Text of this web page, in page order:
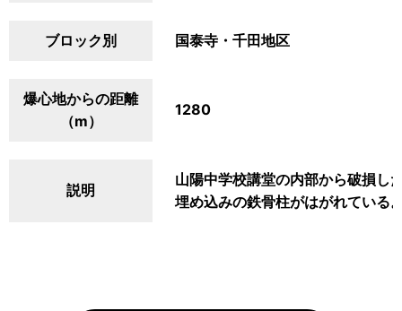
ブロック別 国泰寺・千田地区
爆心地からの距離
（m）
1280
説明
山陽中学校講堂の内部から破損し
埋め込みの鉄骨柱がはがれている